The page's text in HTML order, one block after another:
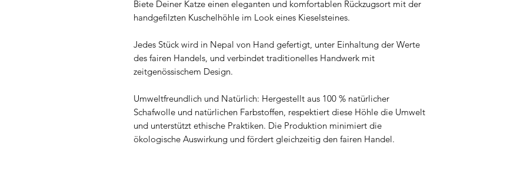
Biete Deiner Katze einen eleganten und komfortablen Rückzugsort mit der
handgefilzten Kuschelhöhle im Look eines Kieselsteines.
Jedes Stück wird in Nepal von Hand gefertigt, unter Einhaltung der Werte
des fairen Handels, und verbindet traditionelles Handwerk mit
zeitgenössischem Design.
Umweltfreundlich und Natürlich: Hergestellt aus 100 % natürlicher
Schafwolle und natürlichen Farbstoffen, respektiert diese Höhle die Umwelt
und unterstützt ethische Praktiken. Die Produktion minimiert die
ökologische Auswirkung und fördert gleichzeitig den fairen Handel.